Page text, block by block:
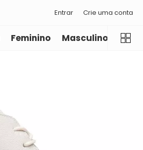
Entrar Crie uma conta
Feminino Masculino